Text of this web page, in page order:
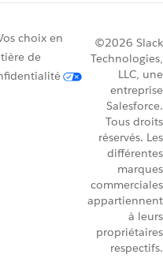
choix en
de
©2026 Slack
Technologies,
LLC, une
entreprise
Salesforce.
Tous droits
réservés. Les
différentes
marques
commerciales
appartiennent
à leurs
propriétaires
respectifs.